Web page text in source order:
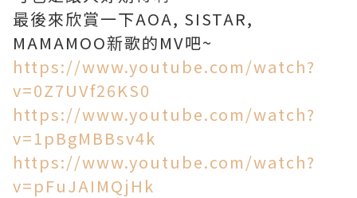
最後來欣賞一下AOA, SISTAR,
MAMAMOO新歌的MV吧~
https://www.youtube.com/watch?
v=0Z7UVf26KS0
https://www.youtube.com/watch?
v=1pBgMBBsv4k
https://www.youtube.com/watch?
v=pFuJAIMQjHk